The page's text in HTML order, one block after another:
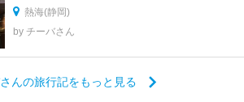
熱海(静岡)
by チーバさん
んの旅行記をもっと見る